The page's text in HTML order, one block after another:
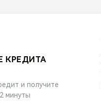
КРЕДИТА
и получите
минуты